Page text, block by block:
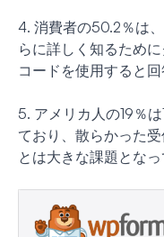
4. 消費者の50.2％は
らに詳しく知るため
コードを使用すると
5. アメリカ人の19％
ており、散らかった
とは大きな課題とな